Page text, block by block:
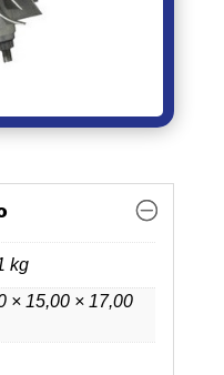
kg
× 15,00 × 17,00